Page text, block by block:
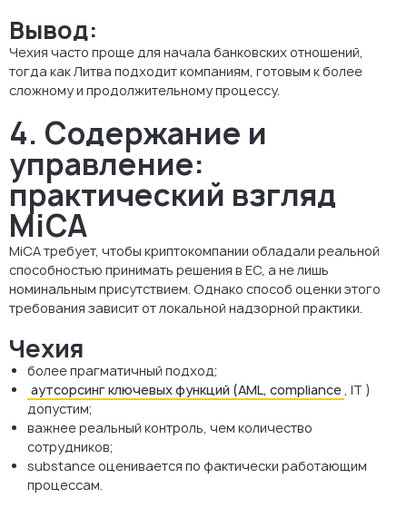
Вывод:
Чехия часто проще для начала банковских отношений,
тогда как Литва подходит компаниям, готовым к более
сложному и продолжительному процессу.
4. Содержание и
управление:
практический взгляд
MiCA
MiCA требует, чтобы криптокомпании обладали реальной
способностью принимать решения в ЕС, а не лишь
номинальным присутствием. Однако способ оценки этого
требования зависит от локальной надзорной практики.
Чехия
более прагматичный подход;
аутсорсинг ключевых функций (AML, compliance, IT )
допустим;
важнее реальный контроль, чем количество
сотрудников;
substance оценивается по фактически работающим
процессам.